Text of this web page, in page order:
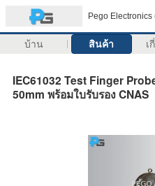
Pego
บ้าน สินค้า เ
IEC61032 Test Finger
50mm พร้อมใบรับรอง CNAS